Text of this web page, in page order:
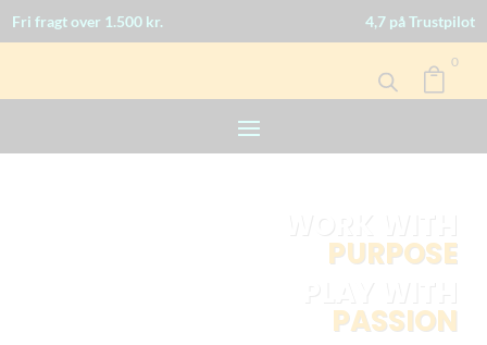
Fri fragt over 1.500 kr. 4,7 på Trustpilot

0
PURPOSE
PASSION